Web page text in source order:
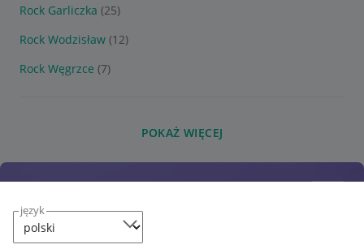
język
Rock Garliczka (25)
Rock Wodzisław (12)
Rock Węgrzce (7)
POKAŻ WIĘCEJ